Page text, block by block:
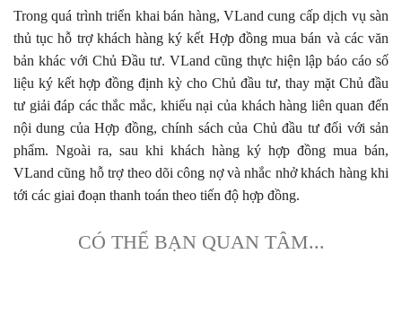
Trong quá trình triển khai bán hàng, VLand cung cấp dịch vụ sàn
thủ tục hỗ trợ khách hàng ký kết Hợp đồng mua bán và các văn
bản khác với Chủ Đầu tư. VLand cũng thực hiện lập báo cáo số
liệu ký kết hợp đồng định kỳ cho Chủ đầu tư, thay mặt Chủ đầu
tư giải đáp các thắc mắc, khiếu nại của khách hàng liên quan đến
nội dung của Hợp đồng, chính sách của Chủ đầu tư đối với sản
phẩm. Ngoài ra, sau khi khách hàng ký hợp đồng mua bán,
VLand cũng hỗ trợ theo dõi công nợ và nhắc nhở khách hàng khi
tới các giai đoạn thanh toán theo tiến độ hợp đồng.
CÓ THỂ BẠN QUAN TÂM...